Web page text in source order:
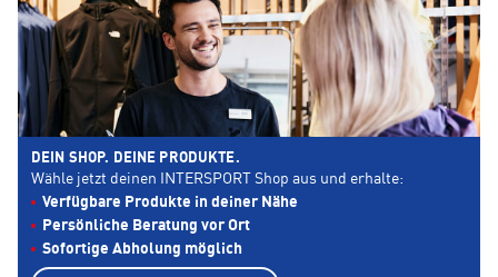
DEIN SHOP. DEINE PRODUKTE.
Wähle jetzt deinen INTERSPORT Shop aus und erhalte:
Verfügbare Produkte in deiner Nähe
Persönliche Beratung vor Ort
Sofortige Abholung möglich